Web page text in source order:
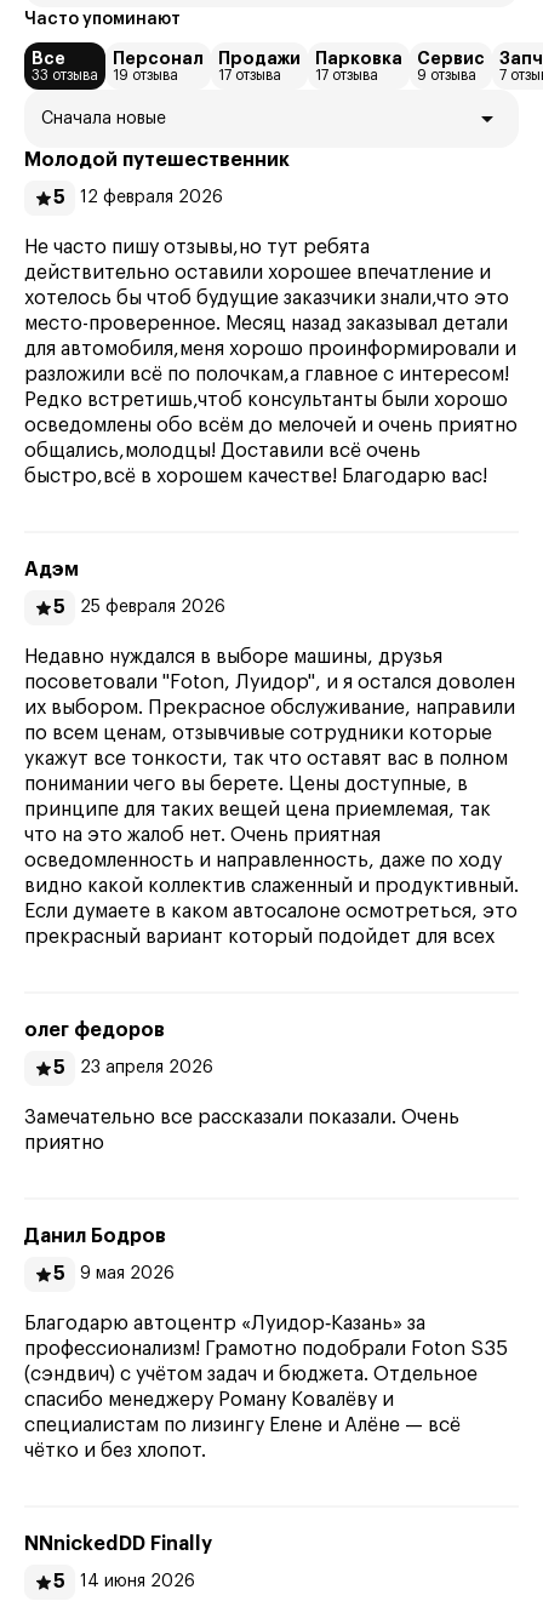
Часто упоминают
Все
33 отзыва
Персонал
19 отзыва
Продажи
17 отзыва
Парковка
17 отзыва
Сервис
9 отзыва 7
Сначала новые
Молодой путешественник
5
12 февраля 2026
Не часто пишу отзывы,но тут ребята
действительно оставили хорошее впечатление и
хотелось бы чтоб будущие заказчики знали,что это
место-проверенное. Месяц назад заказывал детали
для автомобиля,меня хорошо проинформировали и
разложили всё по полочкам,а главное с интересом!
Редко встретишь,чтоб консультанты были хорошо
осведомлены обо всём до мелочей и очень приятно
общались,молодцы! Доставили всё очень
быстро,всё в хорошем качестве! Благодарю вас!
Адэм
5
25 февраля 2026
Недавно нуждался в выборе машины, друзья
посоветовали "Foton, Луидор", и я остался доволен
их выбором. Прекрасное обслуживание, направили
по всем ценам, отзывчивые сотрудники которые
укажут все тонкости, так что оставят вас в полном
понимании чего вы берете. Цены доступные, в
принципе для таких вещей цена приемлемая, так
что на это жалоб нет. Очень приятная
осведомленность и направленность, даже по ходу
видно какой коллектив слаженный и продуктивный.
Если думаете в каком автосалоне осмотреться, это
прекрасный вариант который подойдет для всех
олег федоров
5
23 апреля 2026
Замечательно все рассказали показали. Очень
приятно
Данил Бодров
5
9 мая 2026
Благодарю автоцентр «Луидор‑Казань» за
профессионализм! Грамотно подобрали Foton S35
(сэндвич) с учётом задач и бюджета. Отдельное
спасибо менеджеру Роману Ковалёву и
специалистам по лизингу Елене и Алёне — всё
чётко и без хлопот.
NNnickedDD Finally
5
14 июня 2026